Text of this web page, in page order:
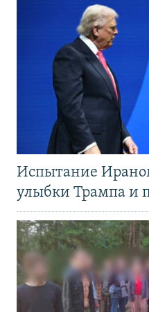
Испытание
улыбки Трампа и